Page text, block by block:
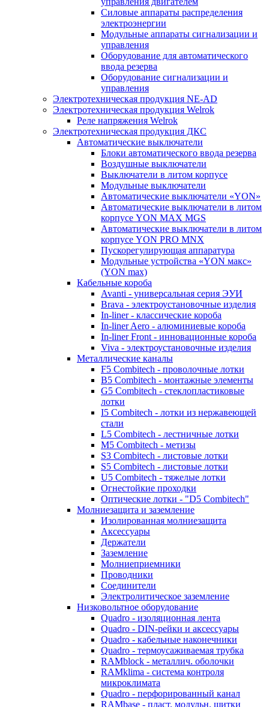
Силовые аппараты распределения
электроэнергии
Модульные аппараты сигнализации и
управления
Оборудование для автоматического
ввода резерва
Оборудование сигнализации и
управления
Электротехническая продукция NE-AD
Электротехническая продукция Welrok
Реле напряжения Welrok
Электротехническая продукция ДКС
Автоматические выключатели
Блоки автоматического ввода резерва
Воздушные выключатели
Выключатели в литом корпусе
Модульные выключатели
Автоматические выключатели «YON»
Автоматические выключатели в литом
корпусе YON MAX MGS
Автоматические выключатели в литом
корпусе YON PRO MNX
Пускорегулирующая аппаратура
Модульные устройства «YON макс»
(YON max)
Кабельные короба
Avanti - универсальная серия ЭУИ
Brava - электроустановочные изделия
In-liner - классические короба
In-liner Aero - алюминиевые короба
In-liner Front - инновационные короба
Viva - электроустановочные изделия
Металлические каналы
F5 Combitech - проволочные лотки
B5 Combitech - монтажные элементы
G5 Combitech - стеклопластиковые
лотки
I5 Combitech - лотки из нержавеющей
стали
L5 Combitech - лестничные лотки
M5 Combitech - метизы
S3 Combitech - листовые лотки
S5 Combitech - листовые лотки
U5 Combitech - тяжелые лотки
Огнестойкие проходки
Оптические лотки - "D5 Combitech"
Молниезащита и заземление
Изолированная молниезащита
Аксессуары
Держатели
Заземление
Молниеприемники
Проводники
Соединители
Электролитическое заземление
Низковольтное оборудование
Quadro - изоляционная лента
Quadro - DIN-рейки и аксессуары
Quadro - кабельные наконечники
Quadro - термоусаживаемая трубка
RAMblock - металлич. оболочки
RAMklima - система контроля
микроклимата
Quadro - перфорированный канал
RAMbase - пласт. модульн. щитки